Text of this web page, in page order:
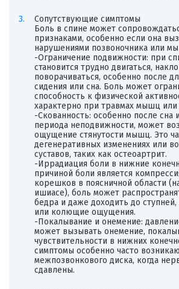
Сопутствующие симптомы
Боль в спине может
признаками, особенно если она
нарушениями позвоночника или
-Ограничение подвижности: при
становится трудно двигаться,
поворачиваться, особенно после
сидения или сна. Боль может
способность к физической
характерно при травмах мышц или
-Скованность: особенно после сна
периода неподвижности, может
ощущение стянутости мышц. Это
дегенеративных изменениях или
суставов, таких как остеоартрит.
-Иррадиация боли в нижние
причиной боли является
корешков в поясничной области
ишиасе), боль может
бедра и даже доходить до
или колющие ощущения.
-Покалывание и онемение:
может вызывать онемение,
чувствительности в нижних
симптомы особенно часто
межпозвонкового диска, когда
сдавлены.